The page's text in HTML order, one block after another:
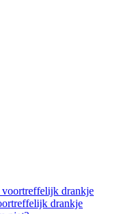
drankje